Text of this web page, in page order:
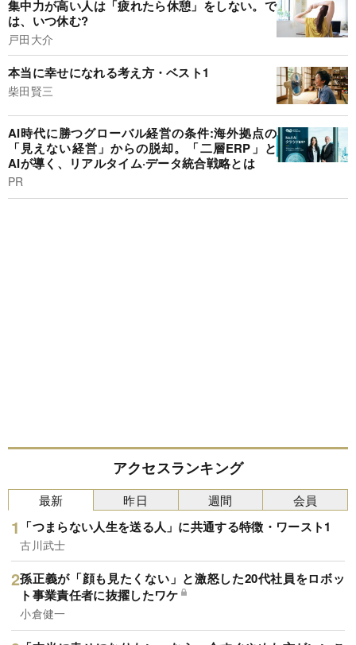
集中力が高い人は「疲れたら休憩」をしない。で
は、いつ休む?
戸田大介
本当に幸せになれる考え方・ベスト1
柴田賢三
AI時代に勝つグローバル経営の条件:海外拠点の
「見えない経営」からの脱却。「二層ERP」と
AIが導く、リアルタイム·データ統合戦略とは
PR
アクセスランキング
最新
「つまらない人生を送る人」に共通する特徴・ワースト1
古川武士
孫正義が「顔も見たくない」と激怒した20代社員をロボッ
ト事業責任者に抜擢したワケ
小倉健一
昨日 週間 会員